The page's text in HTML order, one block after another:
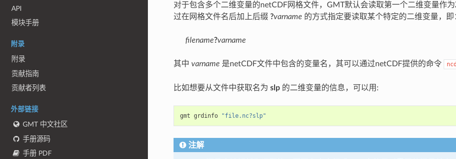
API
模块手册
附录
附录
贡献指南
贡献者列表
外部链接
GMT 中文社区
手册源码
手册 PDF
对于包含多个二维变量的netCDF网格文件，GMT默认会读取第一个二维变量作
过在网格文件名后加上后缀 ?varname 的方式指定要读取某个特定的二维变量，即
filename?varname
其中 varname 是netCDF文件中包含的变量名，其可以通过netCDF提供的命令
比如想要从文件中获取名为 slp的二维变量的信息，可以用:
gmt grdinfo "file.nc?slp"
注解